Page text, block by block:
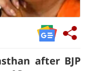
after BJP